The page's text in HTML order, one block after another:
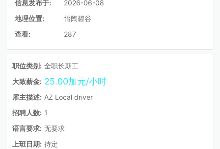
信息发布于:
2026-06-08
地理位置:
怡陶碧谷
查看:
287
职位类别: 全职长期工
大致薪金: 25.00加元/小时
雇主描述: AZ Local driver
招聘人数: 1
语言要求: 无要求
上班日期: 待定